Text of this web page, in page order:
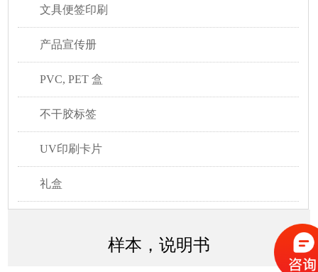
文具便签印刷
产品宣传册
PVC, PET 盒
不干胶标签
UV印刷卡片
礼盒
样本，说明书